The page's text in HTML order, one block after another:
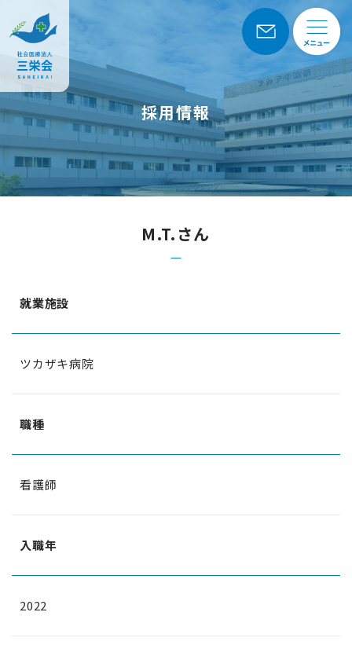
採用情報
M.T.さん
就業施設
ツカザキ病院
職種
看護師
入職年
2022